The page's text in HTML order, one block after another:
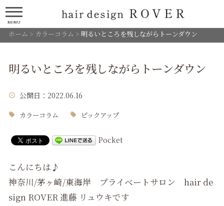
MENU
ホーム > カラーコラム > 明るいところを残しながらトーンダウン
明るいところを残しながらトーンダウン
公開日 ：2022.06.16
カラーコラム ピックアップ
Pocket
こんにちは♪
神奈川/茅ヶ崎/東海岸 プライベートサロン hair de
sign ROVER 進藤 リュウキです